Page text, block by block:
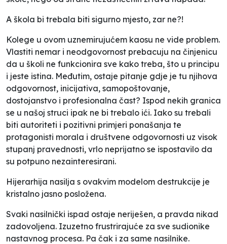
A škola bi trebala biti sigurno mjesto, zar ne?!
Kolege u ovom uznemirujućem kaosu ne vide problem.
Vlastiti nemar i neodgovornost prebacuju na činjenicu
da u školi ne funkcionira sve kako treba, što u principu
i jeste istina. Međutim, ostaje pitanje gdje je tu njihova
odgovornost, inicijativa, samopoštovanje,
dostojanstvo i profesionalna čast? Ispod nekih granica
se u našoj struci ipak ne bi trebalo ići. Iako su trebali
biti autoriteti i pozitivni primjeri ponašanja te
protagonisti morala i društvene odgovornosti uz visok
stupanj pravednosti, vrlo neprijatno se ispostavilo da
su potpuno nezainteresirani.
Hijerarhija nasilja s ovakvim modelom destrukcije je
kristalno jasno posložena.
Svaki nasilnički ispad ostaje neriješen, a pravda nikad
zadovoljena. Izuzetno frustrirajuće za sve sudionike
nastavnog procesa. Pa čak i za same nasilnike.